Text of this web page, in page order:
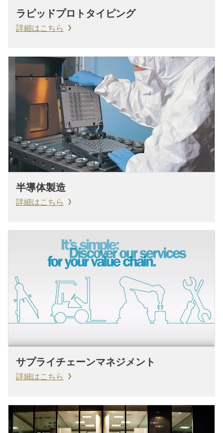
ラピッドプロトタイピング
詳細はこちら
半導体製造
詳細はこちら
サプライチェーンマネジメント
詳細はこちら